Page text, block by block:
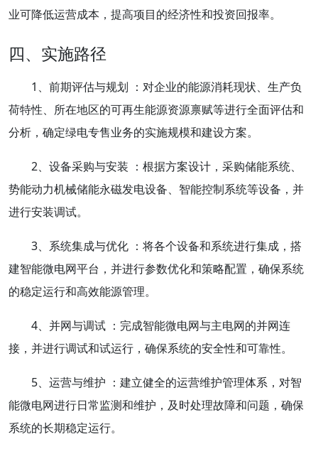
业可降低运营成本，提高项目的经济性和投资回报率。
四、实施路径
1、前期评估与规划 ：对企业的能源消耗现状、生产负
荷特性、所在地区的可再生能源资源禀赋等进行全面评估和
分析，确定绿电专售业务的实施规模和建设方案。
2、设备采购与安装 ：根据方案设计，采购储能系统、
势能动力机械储能永磁发电设备、智能控制系统等设备，并
进行安装调试。
3、系统集成与优化 ：将各个设备和系统进行集成，搭
建智能微电网平台，并进行参数优化和策略配置，确保系统
的稳定运行和高效能源管理。
4、并网与调试 ：完成智能微电网与主电网的并网连
接，并进行调试和试运行，确保系统的安全性和可靠性。
5、运营与维护 ：建立健全的运营维护管理体系，对智
能微电网进行日常监测和维护，及时处理故障和问题，确保
系统的长期稳定运行。